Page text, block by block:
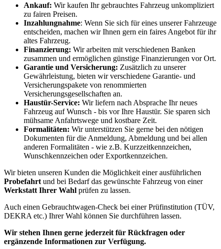
Ankauf: Wir kaufen Ihr gebrauchtes Fahrzeug unkompliziert
zu fairen Preisen.
Inzahlungnahme: Wenn Sie sich für eines unserer Fahrzeuge
entscheiden, machen wir Ihnen gern ein faires Angebot für ihr
altes Fahrzeug.
Finanzierung: Wir arbeiten mit verschiedenen Banken
zusammen und ermöglichen günstige Finanzierungen vor Ort.
Garantie und Versicherung: Zusätzlich zu unserer
Gewährleistung, bieten wir verschiedene Garantie- und
Versicherungspakete von renommierten
Versicherungsgesellschaften an.
Haustür-Service: Wir liefern nach Absprache Ihr neues
Fahrzeug auf Wunsch - bis vor Ihre Haustür. Sie sparen sich
mühsame Anfahrtswege und kostbare Zeit.
Formalitäten: Wir unterstützen Sie gerne bei den nötigen
Dokumenten für die Anmeldung, Abmeldung und bei allen
anderen Formalitäten - wie z.B. Kurzzeitkennzeichen,
Wunschkennzeichen oder Exportkennzeichen.
Wir bieten unseren Kunden die Möglichkeit einer ausführlichen
Probefahrt und bei Bedarf das gewünschte Fahrzeug von einer
Werkstatt Ihrer Wahl prüfen zu lassen.
Auch einen Gebrauchtwagen-Check bei einer Prüfinstitution (TÜV,
DEKRA etc.) Ihrer Wahl können Sie durchführen lassen.
Wir stehen Ihnen gerne jederzeit für Rückfragen oder
ergänzende Informationen zur Verfügung.